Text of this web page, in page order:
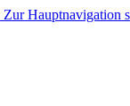
Zur Hauptnavigation